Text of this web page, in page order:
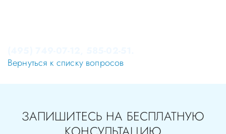
Вернуться к списку вопросов
ЗАПИШИТЕСЬ НА БЕСПЛАТНУЮ